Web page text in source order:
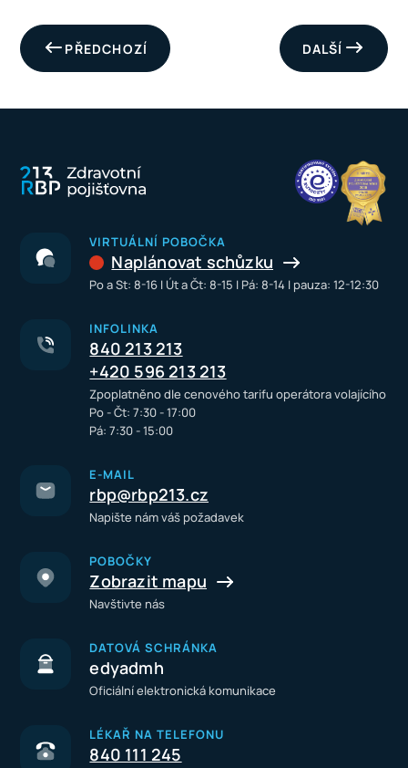
DALŠÍ
PŘEDCHOZÍ
VIRTUÁLNÍ POBOČKA
Naplánovat schůzku
Po a St: 8-16 I Út a Čt: 8-15 I Pá: 8-14 I pauza: 12-12:30
INFOLINKA
840 213 213
+420 596 213 213
Zpoplatněno dle cenového tarifu operátora volajícího
Po - Čt: 7:30 - 17:00
Pá: 7:30 - 15:00
E-MAIL
rbp@rbp213.cz
Napište nám váš požadavek
POBOČKY
Zobrazit mapu
Navštivte nás
DATOVÁ SCHRÁNKA
edyadmh
Oficiální elektronická komunikace
LÉKAŘ NA TELEFONU
840 111 245